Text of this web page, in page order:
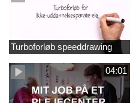
Turboforløb speeddrawing
04:01